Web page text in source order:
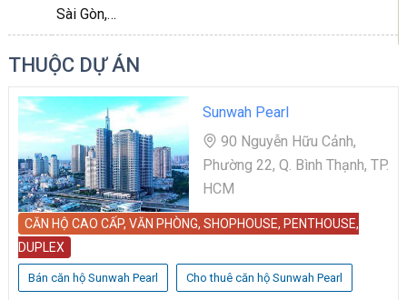
Sài Gòn,…
THUỘC DỰ ÁN
Sunwah Pearl
90 Nguyễn Hữu Cảnh,
Phường 22, Q. Bình Thạnh, TP.
HCM
CĂN HỘ CAO CẤP, VĂN PHÒNG, SHOPHOUSE, PENTHOUSE,
DUPLEX
Bán căn hộ Sunwah Pearl Cho thuê căn hộ Sunwah Pearl